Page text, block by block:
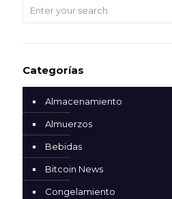
Categorías
Almacenamiento
Almuerzos
Bebidas
Bitcoin News
Congelamiento